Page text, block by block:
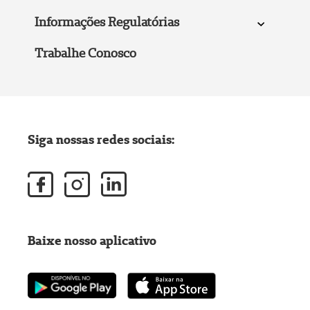
Informações Regulatórias
Trabalhe Conosco
Siga nossas redes sociais:
Baixe nosso aplicativo